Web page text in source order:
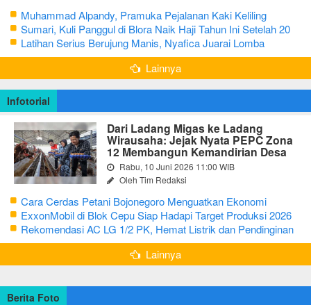
Muhammad Alpandy, Pramuka Pejalanan Kaki Keliling
Nusantara dengan Misi Literasi Budaya
Sumari, Kuli Panggul di Blora Naik Haji Tahun Ini Setelah 20
Tahun Sisihkan Uang Receh
Latihan Serius Berujung Manis, Nyafica Juarai Lomba
Bertutur tentang Nilai Hidup Orang Samin
Lainnya
Infotorial
Dari Ladang Migas ke Ladang
Wirausaha: Jejak Nyata PEPC Zona
12 Membangun Kemandirian Desa
Rabu, 10 Juni 2026 11:00 WIB
Oleh Tim Redaksi
Cara Cerdas Petani Bojonegoro Menguatkan Ekonomi
Keluarga
ExxonMobil di Blok Cepu Siap Hadapi Target Produksi 2026
Rekomendasi AC LG 1/2 PK, Hemat Listrik dan Pendinginan
Maksimal
Lainnya
Berita Foto